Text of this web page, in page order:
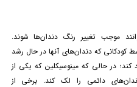
موجب تغییر رنگ دندان‌ها شوند.
کودکانی که دندان‌های آنها در حال رشد
کند؛ در حالی کهمینوسیکلین که یکی از
دائمی را لک کند. برخی از